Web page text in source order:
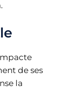
de ses
la